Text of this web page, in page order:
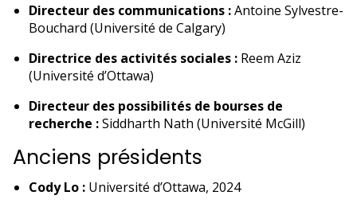
Directeur des communications :Antoine Sylvestre-
Bouchard (Université de Calgary)
Directrice des activités sociales : Reem Aziz
(Université d’Ottawa)
Directeur des possibilités de bourses de
recherche :Siddharth Nath (Université McGill)
Anciens présidents
Cody Lo : Université d’Ottawa, 2024